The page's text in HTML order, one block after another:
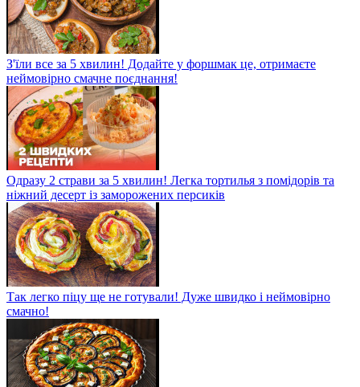
З'їли все за 5 хвилин! Додайте у форшмак це, отримаєте
неймовірно смачне поєднання!
Одразу 2 страви за 5 хвилин! Легка тортилья з помідорів та
ніжний десерт із заморожених персиків
Так легко піцу ще не готували! Дуже швидко і неймовірно
смачно!